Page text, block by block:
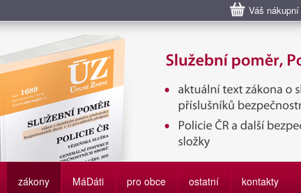
Váš
Služební poměr příslušníků bezpečnostních sborů, Policie ČR,
služby
zákony MáDáti pro obce ostatní kontakty